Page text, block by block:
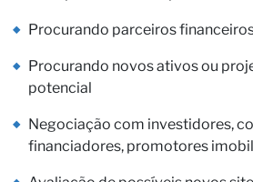
Procurando parceiros
Procurando novos ativos ou
potencial
Negociação com investidores,
financiadores, promotores